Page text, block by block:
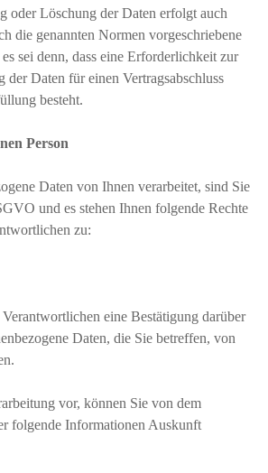
oder Löschung der Daten erfolgt auch
die genannten Normen vorgeschriebene
sei denn, dass eine Erforderlichkeit zur
der Daten für einen Vertragsabschluss
besteht.
Person
Daten von Ihnen verarbeitet, sind Sie
und es stehen Ihnen folgende Rechte
zu:
eine Bestätigung darüber
Daten, die Sie betreffen, von
vor, können Sie von dem
folgende Informationen Auskunft